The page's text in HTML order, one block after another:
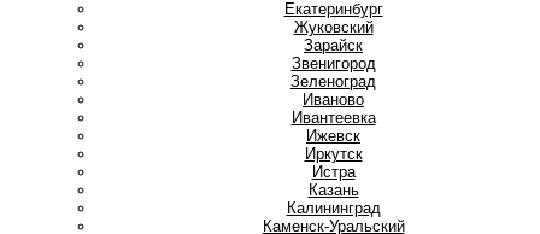
Екатеринбург
Жуковский
Зарайск
Звенигород
Зеленоград
Иваново
Ивантеевка
Ижевск
Иркутск
Истра
Казань
Калининград
Каменск-Уральский